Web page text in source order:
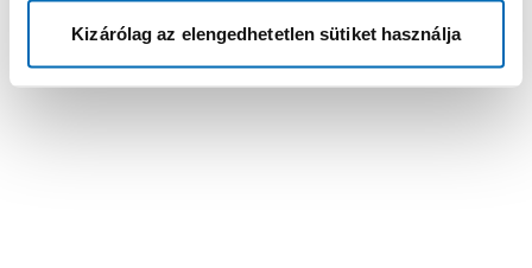
Kizárólag az elengedhetetlen sütiket használja